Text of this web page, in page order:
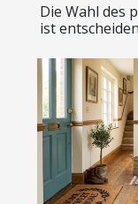
Die Wahl des
ist